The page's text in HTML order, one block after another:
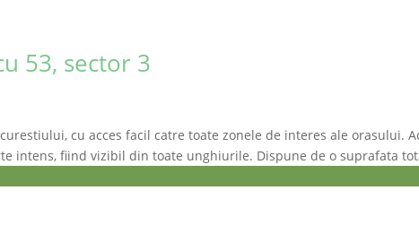
53, sector 3
cu acces facil catre toate zonele de interes ale orasului.
intens, fiind vizibil din toate unghiurile. Dispune de o suprafata